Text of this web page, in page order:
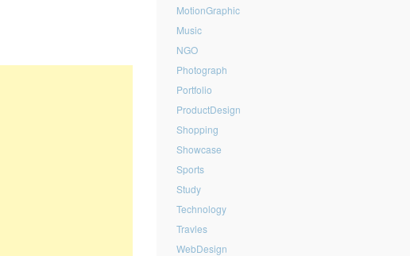
MotionGraphic
Music
NGO
Photograph
Portfolio
ProductDesign
Shopping
Showcase
Sports
Study
Technology
Travles
WebDesign